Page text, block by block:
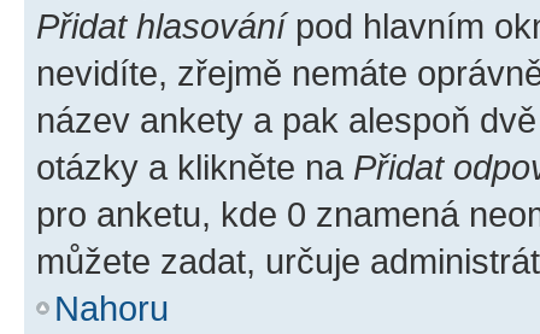
Přidat hlasovánípod hlavním
nevidíte, zřejmě nemáte
název ankety a pak alespoň
otázky a klikněte na Přidat
pro anketu, kde 0 znamená
můžete zadat, určuje
Nahoru